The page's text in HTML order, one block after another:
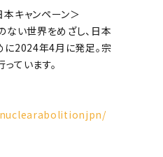
キャンペーン＞
ない世界をめざし、日本
に2024年4月に発足。宗
ています。